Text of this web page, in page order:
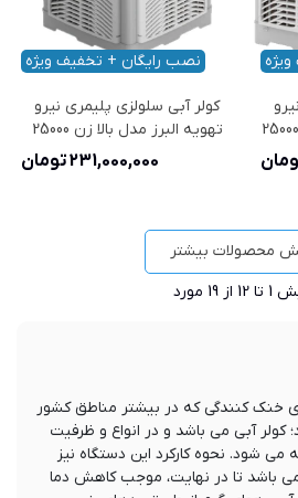
نصب رایگان + تخفیف ویژه
کولر آبی سلولزی پلیمری نیرو
تهویه البرز مدل بالا زن 25000
231,000,000 تومان
محصولات بیشتر
1 تا 12 از 19 مورد
خنک کنندگی که در بیشتر مناطق کشور
کولر آبی می باشد و در انواع و ظرفیت
می شود. نحوه کارکرد این دستگاه نیز
باشد تا در نهایت، موجب کاهش دما